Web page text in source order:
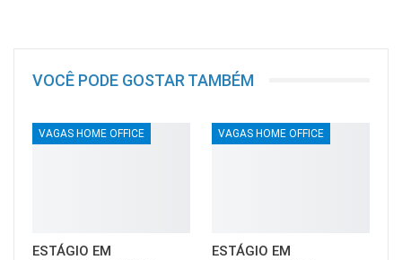
VOCÊ PODE GOSTAR TAMBÉM
VAGAS HOME OFFICE
ESTÁGIO EM
VAGAS HOME OFFICE
ESTÁGIO EM